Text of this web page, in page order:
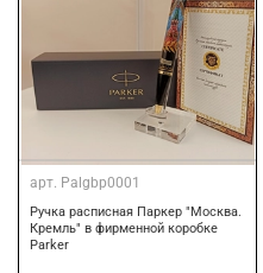
арт. Palgbp0001
Ручка расписная Паркер "Москва.
Кремль" в фирменной коробке
Parker